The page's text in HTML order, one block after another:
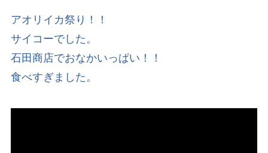
アオリイカ祭り！！
サイコーでした。
石田商店でおなかいっぱい！！
食べすぎました。